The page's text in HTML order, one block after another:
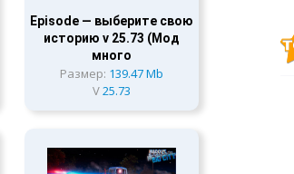
Episode — выберите cвою
историю v 25.73 (Мод
много
Размер: 139.47 Mb
V25.73